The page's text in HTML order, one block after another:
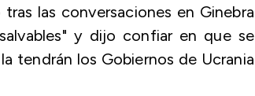
las conversaciones en Ginebra
y dijo confiar en que se
tendrán los Gobiernos de Ucrania